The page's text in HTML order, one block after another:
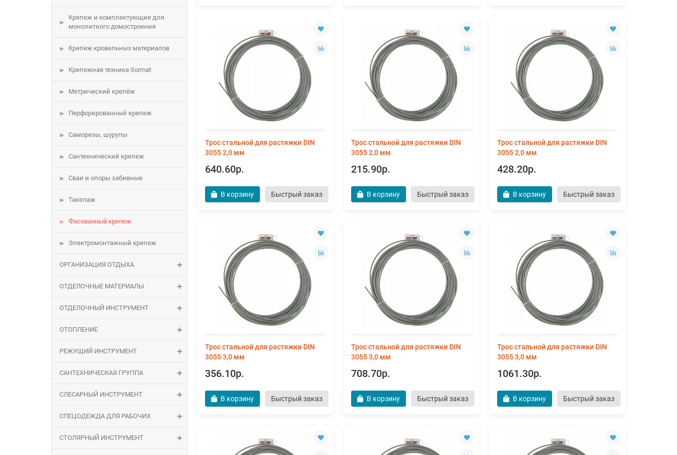
Крепеж и комплектующие для
монолитного домостроения
Крепеж кровельных материалов
Крепежная техника Sormat
Метрический крепёж
Перфорированный крепеж
Саморезы, шурупы
Сантехнический крепеж
Сваи и опоры забивные
Такелаж
Фасованный крепеж
Электромонтажный крепеж
ОРГАНИЗАЦИЯ ОТДЫХА
ОТДЕЛОЧНЫЕ МАТЕРИАЛЫ
ОТДЕЛОЧНЫЙ ИНСТРУМЕНТ
ОТОПЛЕНИЕ
РЕЖУЩИЙ ИНСТРУМЕНТ
САНТЕХНИЧЕСКАЯ ГРУППА
СЛЕСАРНЫЙ ИНСТРУМЕНТ
СПЕЦОДЕЖДА ДЛЯ РАБОЧИХ
СТОЛЯРНЫЙ ИНСТРУМЕНТ
Трос стальной для растяжки DIN
3055 2,0 мм
640.60р.
В корзину Быстрый заказ
Трос стальной для растяжки DIN
3055 2,0 мм
215.90р.
В корзину Быстрый заказ
Трос стальной для растяжки DIN
3055 2,0 мм
428.20р.
В корзину Быстрый заказ
Трос стальной для растяжки DIN
3055 3,0 мм
356.10р.
В корзину Быстрый заказ
Трос стальной для растяжки DIN
3055 3,0 мм
708.70р.
В корзину Быстрый заказ
Трос стальной для растяжки DIN
3055 3,0 мм
1061.30р.
В корзину Быстрый заказ